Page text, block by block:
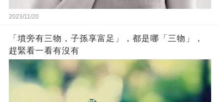
2023/11/20
「墳旁有三物，子孫享富足」，都是哪「三物」，
趕緊看一看有沒有